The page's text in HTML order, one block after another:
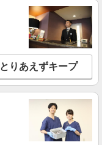
とりあえずキープ